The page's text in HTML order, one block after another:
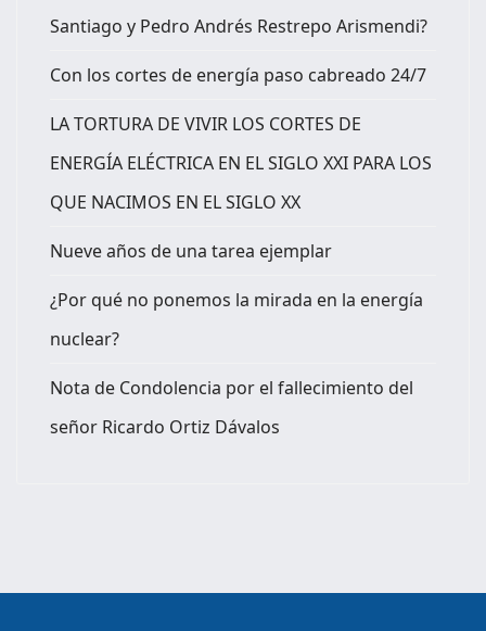
Santiago y Pedro Andrés Restrepo Arismendi?
Con los cortes de energía paso cabreado 24/7
LA TORTURA DE VIVIR LOS CORTES DE
ENERGÍA ELÉCTRICA EN EL SIGLO XXI PARA LOS
QUE NACIMOS EN EL SIGLO XX
Nueve años de una tarea ejemplar
¿Por qué no ponemos la mirada en la energía
nuclear?
Nota de Condolencia por el fallecimiento del
señor Ricardo Ortiz Dávalos